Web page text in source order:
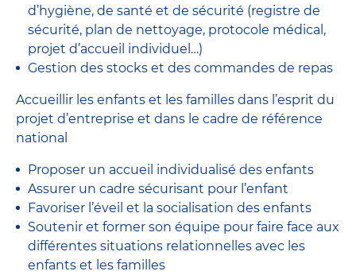
d’hygiène, de santé et de sécurité (registre de
sécurité, plan de nettoyage, protocole médical,
projet d’accueil individuel…)
Gestion des stocks et des commandes de repas
Accueillir les enfants et les familles dans l’esprit du
projet d’entreprise et dans le cadre de référence
national
Proposer un accueil individualisé des enfants
Assurer un cadre sécurisant pour l’enfant
Favoriser l’éveil et la socialisation des enfants
Soutenir et former son équipe pour faire face aux
différentes situations relationnelles avec les
enfants et les familles